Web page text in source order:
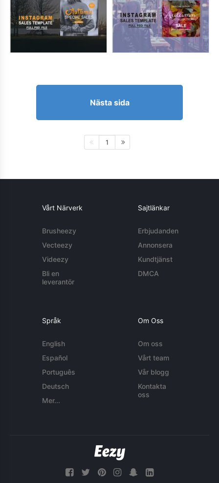
Nästa sida
1
Vårt Närverk
Brusheezy
Vecteezy
Videezy
Bli en
leverantör
Sajtlänkar
Erbjudanden
Annonsera
Kundtjänst
DMCA
Språk
English
Español
Português
Deutsch
Mer...
Om Oss
Om oss
Vårt team
Vår blogg
Kontakta
oss